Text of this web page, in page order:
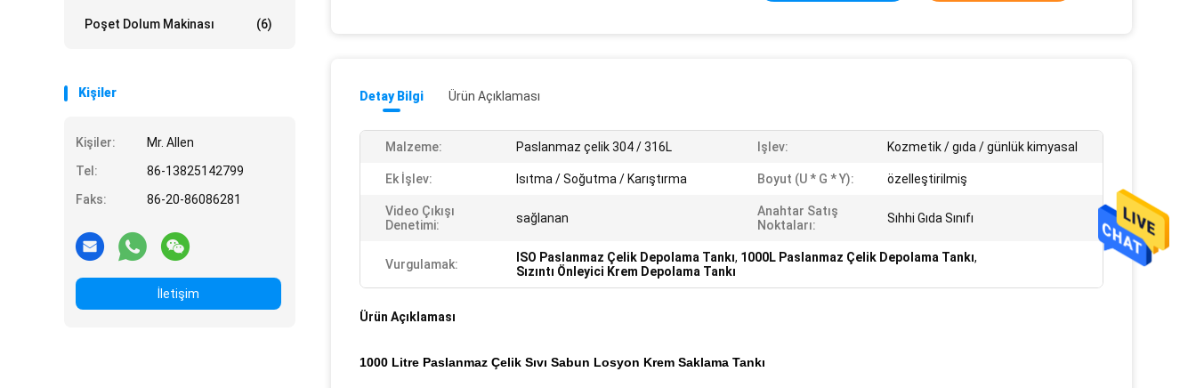
Poşet Dolum Makinası (6)
Kişiler
Kişiler:
Mr. Allen
Tel:
86-13825142799
Faks:
86-20-86086281
İletişim
Detay Bilgi Ürün Açıklaması
Malzeme: Paslanmaz çelik 304 / 316L Işlev: Kozmetik / gıda / günlük kimyasal
Ek İşlev: Isıtma / Soğutma / Karıştırma Boyut (U * G * Y): özelleştirilmiş
Video Çıkışı
Denetimi:
sağlanan
Anahtar Satış
Noktaları:
Sıhhi Gıda Sınıfı
Vurgulamak: ISO Paslanmaz Çelik Depolama Tankı, 1000L Paslanmaz Çelik Depolama Tankı,
Sızıntı Önleyici Krem Depolama Tankı
Ürün Açıklaması
1000 Litre Paslanmaz Çelik Sıvı Sabun Losyon Krem Saklama Tankı